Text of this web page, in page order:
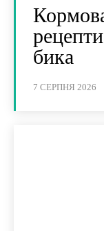
бика
7 СЕРПНЯ 2026